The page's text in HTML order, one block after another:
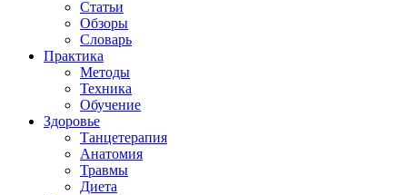
Статьи
Обзоры
Словарь
Практика
Методы
Техника
Обучение
Здоровье
Танцетерапия
Анатомия
Травмы
Диета